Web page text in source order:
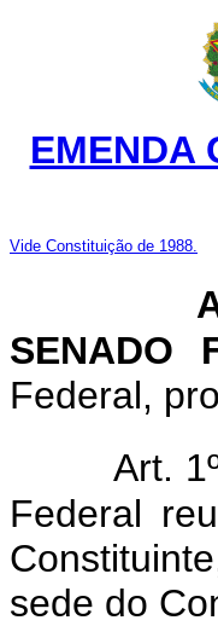
EMENDA
Vide Constituição de 1988.
SENADO
Federal,
Art.
Federal
sede do